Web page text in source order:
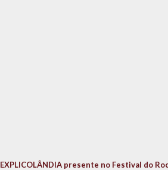
EXPLICOLÂNDIA presente no Festival do